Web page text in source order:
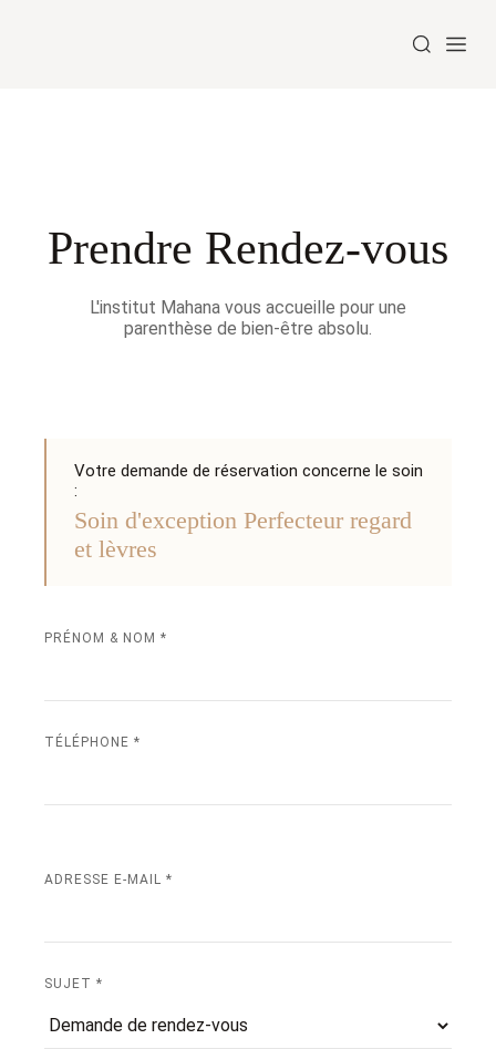
Prendre Rendez-vous
L'institut Mahana vous accueille pour une
parenthèse de bien-être absolu.
Votre demande de réservation concerne le soin
:
Soin d'exception Perfecteur regard
et lèvres
PRÉNOM & NOM *
TÉLÉPHONE *
ADRESSE E-MAIL *
SUJET *